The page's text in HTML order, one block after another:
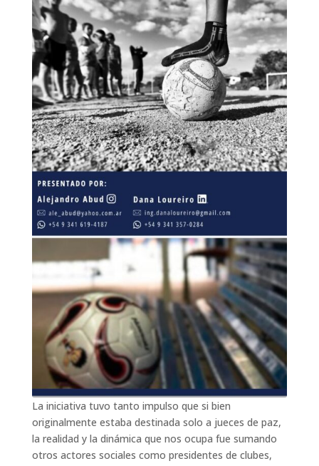
La iniciativa tuvo tanto impulso que si bien
originalmente estaba destinada solo a jueces de paz,
la realidad y la dinámica que nos ocupa fue sumando
otros actores sociales como presidentes de clubes,